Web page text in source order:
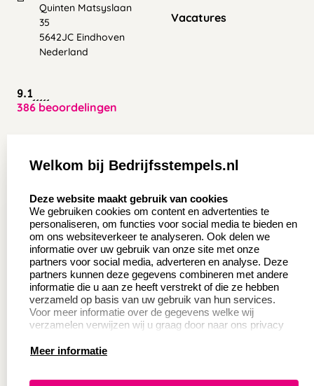
Quinten Matsyslaan
35
5642JC Eindhoven
Nederland
9.1
386 beoordelingen
Vacatures
Aanvraag op maat
Wederverkoper
worden
Sale
Betaling & Verzending
Contact opnemen
Veel gestelde vragen
Retourneren
Herroepingsrecht
Productinformatie:
Instructie voor
Welkom bij Bedrijfsstempels.nl
Deze website maakt gebruik van cookies
We gebruiken cookies om content en advertenties te
personaliseren, om functies voor social media te bieden en
om ons websiteverkeer te analyseren. Ook delen we
informatie over uw gebruik van onze site met onze
partners voor social media, adverteren en analyse. Deze
partners kunnen deze gegevens combineren met andere
informatie die u aan ze heeft verstrekt of die ze hebben
verzameld op basis van uw gebruik van hun services.
Voor meer informatie over de gegevens welke wij
verzamelen verwijzen wij u graag door naar ons privacy
Meer informatie